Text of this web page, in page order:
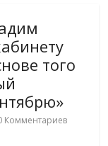
того
Комментариев